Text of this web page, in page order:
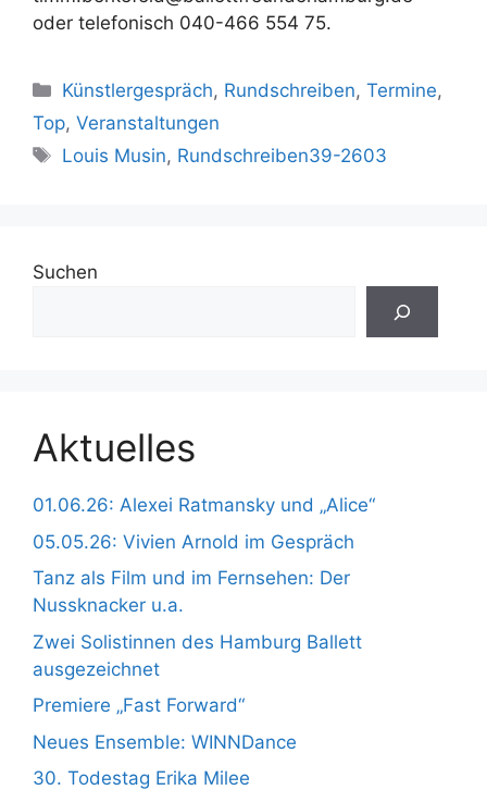
oder telefonisch 040-466 554 75.
Kategorien
Künstlergespräch, Rundschreiben,Termine,
Top, Veranstaltungen
Schlagwörter
Louis Musin, Rundschreiben39-2603
Suchen
Aktuelles
01.06.26: Alexei Ratmansky und „Alice“
05.05.26: Vivien Arnold im Gespräch
Tanz als Film und im Fernsehen: Der
Nussknacker u.a.
Zwei Solistinnen des Hamburg Ballett
ausgezeichnet
Premiere „Fast Forward“
Neues Ensemble: WINNDance
30. Todestag Erika Milee